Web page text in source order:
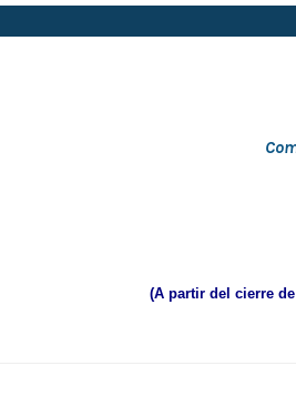
(A partir del cierre